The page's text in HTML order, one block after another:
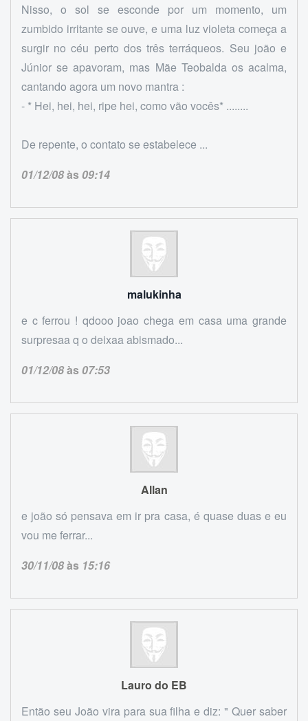
Nisso, o sol se esconde por um momento, um
zumbido irritante se ouve, e uma luz violeta começa a
surgir no céu perto dos três terráqueos. Seu joão e
Júnior se apavoram, mas Mãe Teobalda os acalma,
cantando agora um novo mantra :
- * Hei, hei, hei, ripe hei, como vão vocês* ........
De repente, o contato se estabelece ...
01/12/08às09:14
malukinha
e c ferrou ! qdooo joao chega em casa uma grande
surpresaa q o deixaa abismado...
01/12/08às07:53
Allan
e joão só pensava em ir pra casa, é quase duas e eu
vou me ferrar...
30/11/08às 15:16
Lauro do EB
Então seu João vira para sua filha e diz: " Quer saber